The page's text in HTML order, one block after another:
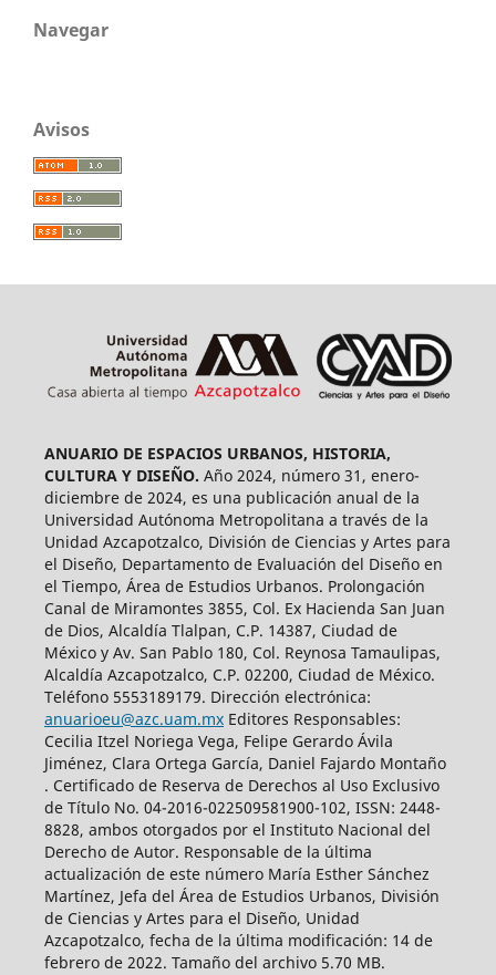
Navegar
Avisos
ANUARIO DE ESPACIOS URBANOS, HISTORIA,
CULTURA Y DISEÑO. Año 2024, número 31, enero-
diciembre de 2024, es una publicación anual de la
Universidad Autónoma Metropolitana a través de la
Unidad Azcapotzalco, División de Ciencias y Artes para
el Diseño, Departamento de Evaluación del Diseño en
el Tiempo, Área de Estudios Urbanos. Prolongación
Canal de Miramontes 3855, Col. Ex Hacienda San Juan
de Dios, Alcaldía Tlalpan, C.P. 14387, Ciudad de
México y Av. San Pablo 180, Col. Reynosa Tamaulipas,
Alcaldía Azcapotzalco, C.P. 02200, Ciudad de México.
Teléfono 5553189179. Dirección electrónica:
anuarioeu@azc.uam.mxEditores Responsables:
Cecilia Itzel Noriega Vega, Felipe Gerardo Ávila
Jiménez, Clara Ortega García, Daniel Fajardo Montaño
. Certificado de Reserva de Derechos al Uso Exclusivo
de Título No. 04-2016-022509581900-102, ISSN: 2448-
8828, ambos otorgados por el Instituto Nacional del
Derecho de Autor. Responsable de la última
actualización de este número María Esther Sánchez
Martínez, Jefa del Área de Estudios Urbanos, División
de Ciencias y Artes para el Diseño, Unidad
Azcapotzalco, fecha de la última modificación: 14 de
febrero de 2022. Tamaño del archivo 5.70 MB.